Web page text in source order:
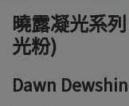
曉露凝光系
光粉)
Dawn